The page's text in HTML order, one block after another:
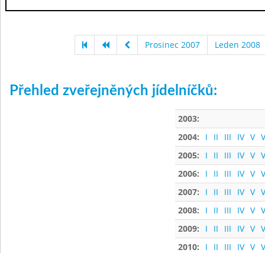
Prosinec 2007 Leden 2008
Přehled zveřejněných jídelníčků:
2003:
2004:
I II III IV V
2005:
I II III IV V
2006:
I II III IV V
2007:
I II III IV V
2008:
I II III IV V
2009:
I II III IV V
2010:
I II III IV V